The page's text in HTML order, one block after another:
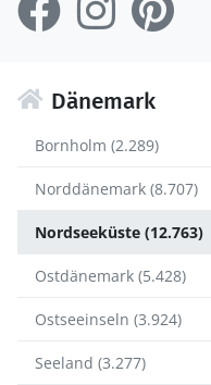
Dänemark
Bornholm (2.289)
Norddänemark (8.707)
Nordseeküste (12.763)
Ostdänemark (5.428)
Ostseeinseln (3.924)
Seeland (3.277)